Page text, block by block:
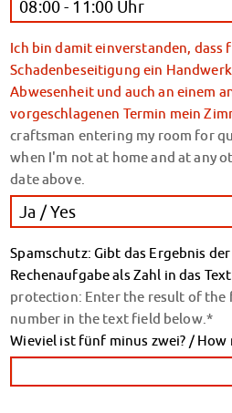
Datenschutzerklärung
Erklärung zur Barrierefreiheit
Ich bin damit einverstanden, dass
Schadenbeseitigung ein
Abwesenheit und auch an einem
vorgeschlagenen Termin mein
craftsman entering my room for
when I'm not at home and at any
date above.
Spamschutz: Gibt das Ergebnis
Rechenaufgabe als Zahl in das
protection: Enter the result of the
number in the text field below.*
Wieviel ist fünf minus zwei? / How